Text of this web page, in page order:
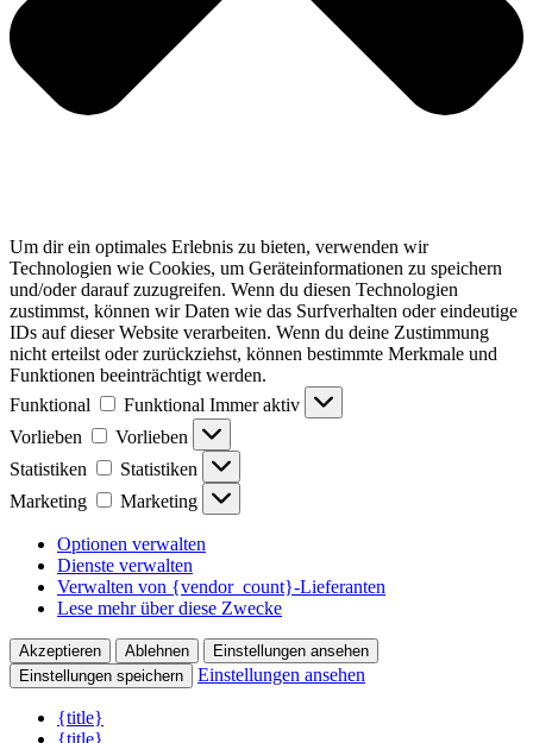
Um dir ein optimales Erlebnis zu bieten, verwenden wir
Technologien wie Cookies, um Geräteinformationen zu speichern
und/oder darauf zuzugreifen. Wenn du diesen Technologien
zustimmst, können wir Daten wie das Surfverhalten oder eindeutige
IDs auf dieser Website verarbeiten. Wenn du deine Zustimmung
nicht erteilst oder zurückziehst, können bestimmte Merkmale und
Funktionen beeinträchtigt werden.
Funktional
Funktional Immer aktiv
Vorlieben
Vorlieben
Statistiken
Statistiken
Marketing
Marketing
Optionen verwalten
Dienste verwalten
Verwalten von {vendor_count}-Lieferanten
Lese mehr über diese Zwecke
Akzeptieren Ablehnen
Einstellungen ansehen
Einstellungen speichern
Einstellungen ansehen
{title}
{title}